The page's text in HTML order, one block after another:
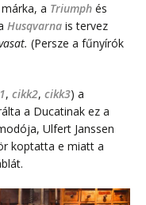
a Triumph és
Husqvarna is tervez
(Persze a fűnyírók
, cikk2, cikk3) a
a Ducatinak ez a
Ulfert Janssen
koptatta e miatt a